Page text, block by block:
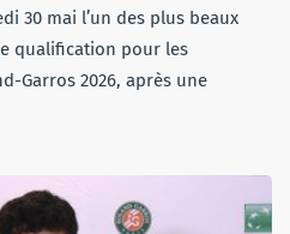
30 mai l’un des plus beaux
qualification pour les
Garros 2026, après une